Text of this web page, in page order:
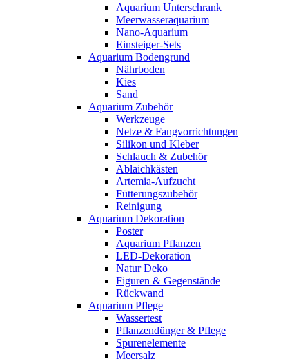
Aquarium Unterschrank
Meerwasseraquarium
Nano-Aquarium
Einsteiger-Sets
Aquarium Bodengrund
Nährboden
Kies
Sand
Aquarium Zubehör
Werkzeuge
Netze & Fangvorrichtungen
Silikon und Kleber
Schlauch & Zubehör
Ablaichkästen
Artemia-Aufzucht
Fütterungszubehör
Reinigung
Aquarium Dekoration
Poster
Aquarium Pflanzen
LED-Dekoration
Natur Deko
Figuren & Gegenstände
Rückwand
Aquarium Pflege
Wassertest
Pflanzendünger & Pflege
Spurenelemente
Meersalz